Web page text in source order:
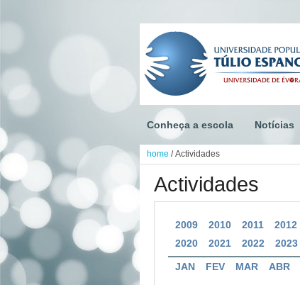
Conheça a escola Notícias
home / Actividades
Actividades
2009 2010 2011 2012
2020
2021 2022 2023
JAN FEV MAR ABR